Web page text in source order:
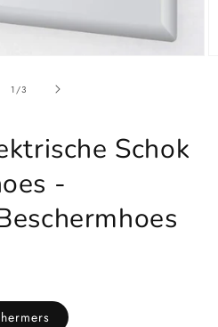
1 /van
3
Schok
-